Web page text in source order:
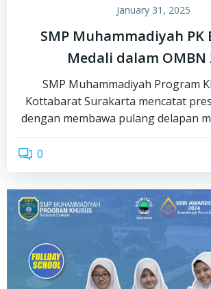
January 31, 2025
SMP Muhammadiyah PK
Medali dalam OMBN
SMP Muhammadiyah Program
Kottabarat Surakarta mencatat
dengan membawa pulang delapan
0